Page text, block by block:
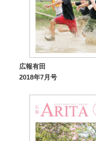
広報有田
2018年7月号